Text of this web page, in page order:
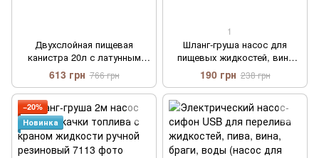
Двухслойная пищевая
канистра 20л с латунным
краном Litolan
штабелируемая защита от
УФ
613 грн 766 грн
1
Шланг-груша насос для
пищевых жидкостей, вина
ручной резиновый 1,4м с
фильтром.
190 грн 238 грн
−20%
Новинка